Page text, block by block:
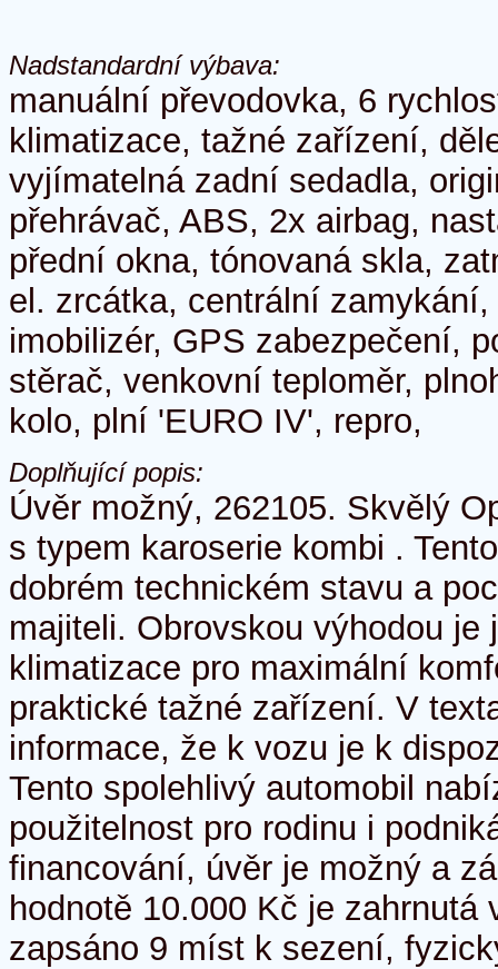
Nadstandardní výbava:
manuální převodovka, 6
klimatizace, tažné zařízení,
vyjímatelná zadní sedadla,
přehrávač, ABS, 2x airbag,
přední okna, tónovaná skla,
el. zrcátka, centrální
imobilizér, GPS zabezpečení,
stěrač, venkovní teploměr,
kolo, plní 'EURO IV', repro,
Doplňující popis:
Úvěr možný, 262105. Skvělý
s typem karoserie kombi .
dobrém technickém stavu a
majiteli. Obrovskou výhodou je
klimatizace pro maximální
praktické tažné zařízení. V
informace, že k vozu je k
Tento spolehlivý automobil
použitelnost pro rodinu i
financování, úvěr je možný a
hodnotě 10.000 Kč je zahrnutá
zapsáno 9 míst k sezení,